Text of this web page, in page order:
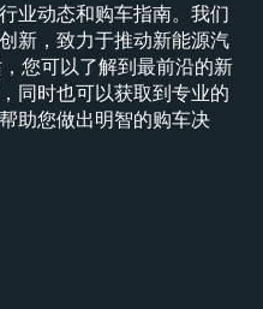
业动态和购车指南。我们
新，致力于推动新能源汽
您可以了解到最前沿的新
同时也可以获取到专业的
助您做出明智的购车决